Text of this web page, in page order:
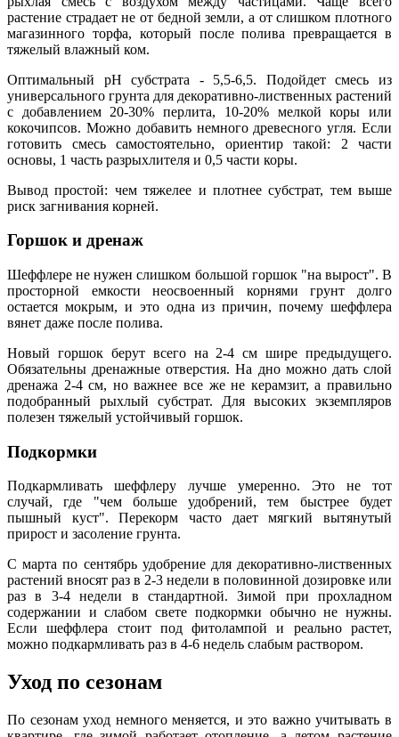
растение страдает не от бедной земли, а от слишком плотного
магазинного торфа, который после полива превращается в
тяжелый влажный ком.
Оптимальный pH субстрата - 5,5-6,5. Подойдет смесь из
универсального грунта для декоративно-лиственных растений
с добавлением 20-30% перлита, 10-20% мелкой коры или
кокочипсов. Можно добавить немного древесного угля. Если
готовить смесь самостоятельно, ориентир такой: 2 части
основы, 1 часть разрыхлителя и 0,5 части коры.
Вывод простой: чем тяжелее и плотнее субстрат, тем выше
риск загнивания корней.
Горшок и дренаж
Шеффлере не нужен слишком большой горшок "на вырост". В
просторной емкости неосвоенный корнями грунт долго
остается мокрым, и это одна из причин, почему шеффлера
вянет даже после полива.
Новый горшок берут всего на 2-4 см шире предыдущего.
Обязательны дренажные отверстия. На дно можно дать слой
дренажа 2-4 см, но важнее все же не керамзит, а правильно
подобранный рыхлый субстрат. Для высоких экземпляров
полезен тяжелый устойчивый горшок.
Подкормки
Подкармливать шеффлеру лучше умеренно. Это не тот
случай, где "чем больше удобрений, тем быстрее будет
пышный куст". Перекорм часто дает мягкий вытянутый
прирост и засоление грунта.
С марта по сентябрь удобрение для декоративно-лиственных
растений вносят раз в 2-3 недели в половинной дозировке или
раз в 3-4 недели в стандартной. Зимой при прохладном
содержании и слабом свете подкормки обычно не нужны.
Если шеффлера стоит под фитолампой и реально растет,
можно подкармливать раз в 4-6 недель слабым раствором.
Уход по сезонам
По сезонам уход немного меняется, и это важно учитывать в